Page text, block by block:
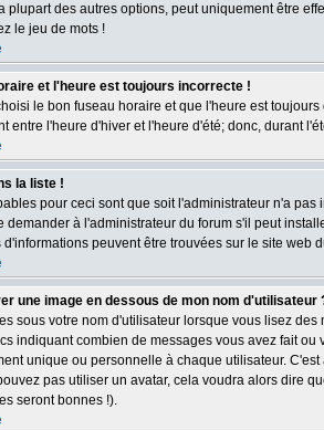
plupart des autres options, peut uniquement être
le jeu de mots !
et l'heure est toujours incorrecte !
le bon fuseau horaire et que l'heure est
entre l'heure d'hiver et l'heure d'été; donc, durant
la liste !
pour ceci sont que soit l'administrateur n'a
demander à l'administrateur du forum s'il peut
peuvent être trouvées sur le site web
une image en dessous de mon nom d'utilisateur
sous votre nom d'utilisateur lorsque vous lisez
indiquant combien de messages vous avez fait
unique ou personnelle à chaque utilisateur.
pas utiliser un avatar, cela voudra alors dire
seront bonnes !).